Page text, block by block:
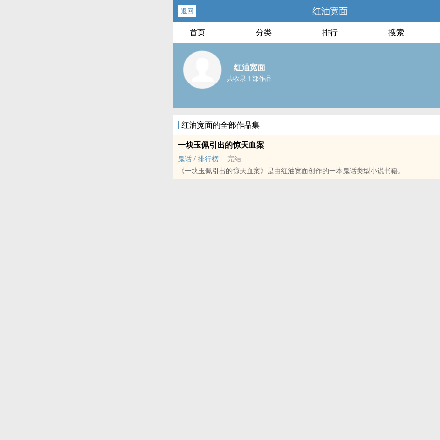
返回 红油宽面
首页 分类 排行 搜索
红油宽面
共收录 1 部作品
红油宽面的全部作品集
一块玉佩引出的惊天血案
鬼话 / 排行榜
完结
《一块玉佩引出的惊天血案》是由红油宽面创作的一本鬼话类型小说书籍。